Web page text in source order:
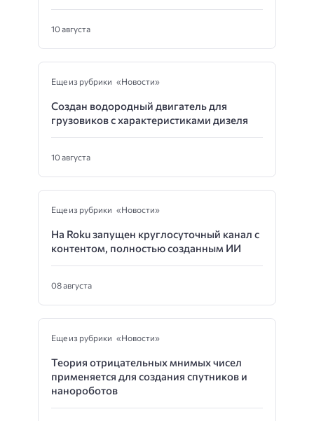
10 августа
Еще из рубрики «Новости»
Создан водородный двигатель для
грузовиков с характеристиками дизеля
10 августа
Еще из рубрики «Новости»
На Roku запущен круглосуточный канал с
контентом, полностью созданным ИИ
08 августа
Еще из рубрики «Новости»
Теория отрицательных мнимых чисел
применяется для создания спутников и
нанороботов